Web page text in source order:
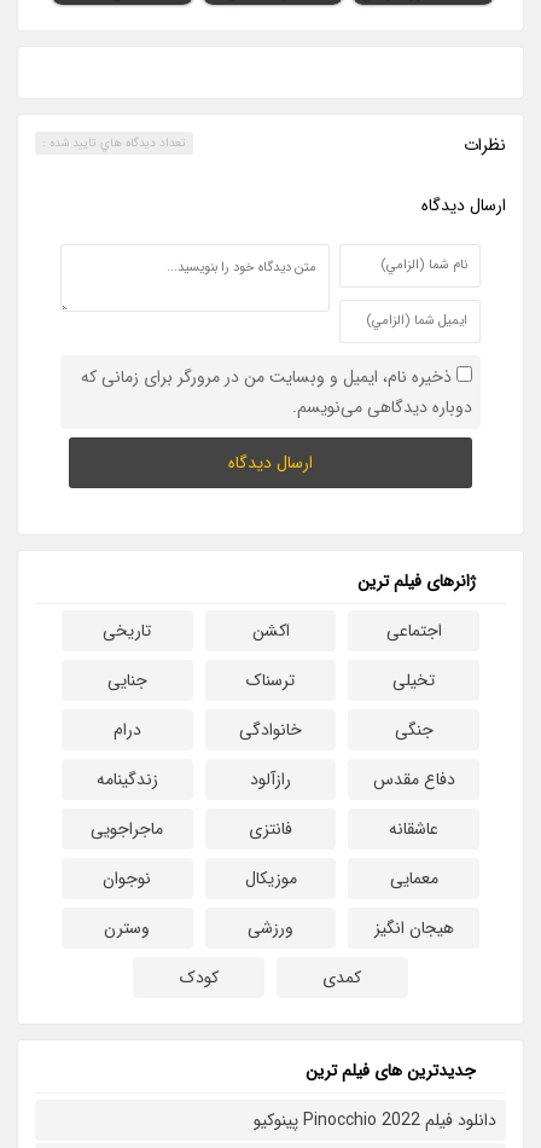
نظرات تعداد ديدگاه هاي تاييد شده :
ارسال ديدگاه
ذخیره نام، ایمیل و وبسایت من در مرورگر برای زمانی که
دوباره دیدگاهی می‌نویسم.
ژانرهای فیلم ترین
اجتماعی
اکشن
تاریخی
تخیلی
ترسناک
جنایی
جنگی
خانوادگی
درام
دفاع مقدس
رازآلود
زندگینامه
عاشقانه
فانتزی
ماجراجویی
معمایی
موزیکال
نوجوان
هیجان انگیز
ورزشی
وسترن
کمدی
کودک
جدیدترین های فیلم ترین
دانلود فیلم Pinocchio 2022 پینوکیو